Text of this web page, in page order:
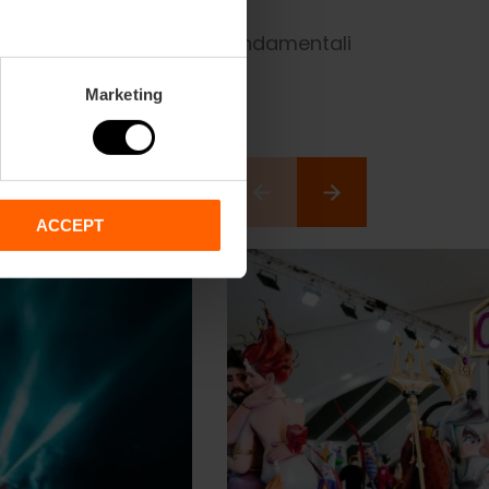
Marketing
ACCEPT
cremà, vivi i momenti fondamentali